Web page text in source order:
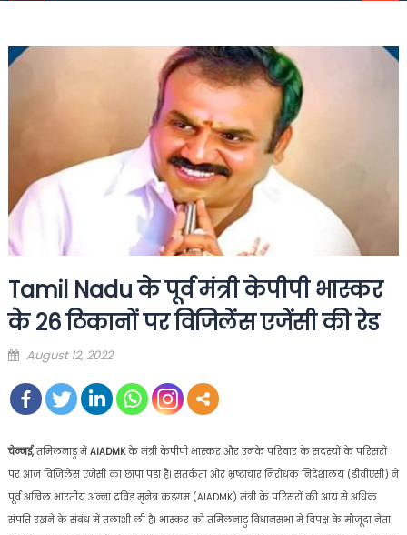
Tamil Nadu के पूर्व मंत्री केपीपी भास्कर
के 26 ठिकानों पर विजिलेंस एजेंसी की रेड
Posted
August 12, 2022
चेन्नई,तमिलनाडु मेंAIADMKके मंत्री केपीपी भास्कर और उनके परिवार के सदस्यों के परिसरों
पर आज विजिलेंस एजेंसी का छापा पड़ा है। सतर्कता और भ्रष्टाचार निरोधक निदेशालय (डीवीएसी) ने
पूर्व अखिल भारतीय अन्ना द्रविड़ मुनेत्र कड़गम (AIADMK) मंत्री के परिसरों की आय से अधिक
संपत्ति रखने के संबंध में तलाशी ली है। भास्कर को तमिलनाडु विधानसभा में विपक्ष के मौजूदा नेता